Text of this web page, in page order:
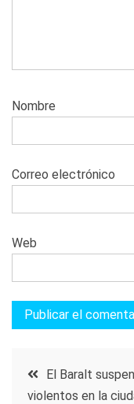
Nombre
Correo electrónico
Web
El Baralt
violentos en la